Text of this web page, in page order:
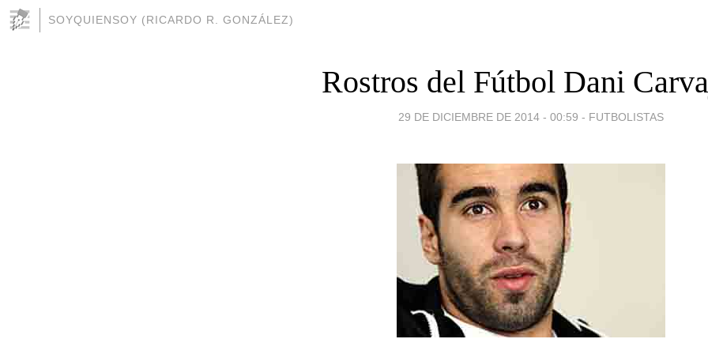
SOYQUIENSOY (RICARDO R. GONZÁLEZ)
Rostros del Fútbol Dani
29 DE DICIEMBRE DE 2014 - 00:59 - FUTBOLISTAS